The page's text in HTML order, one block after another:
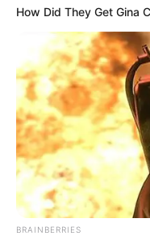
How Did They Get Gina
BRAINBERRIES